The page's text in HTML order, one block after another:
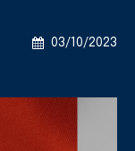
03/10/2023